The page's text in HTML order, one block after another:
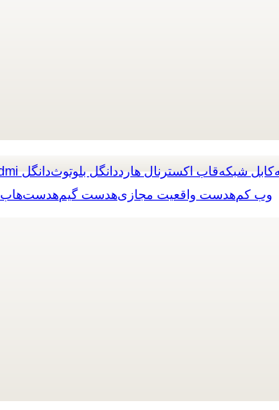
دانگل hdmiدانگل بلوتوثقاب اکسترنال هاردکابل شبکه
هاب USBهدستهدست گیمهدست واقعیت مجازیوب کم